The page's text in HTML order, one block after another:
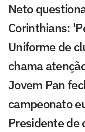
Neto
Corinthians:
Uniforme de
chama
Jovem Pan
campeonato
Presidente de